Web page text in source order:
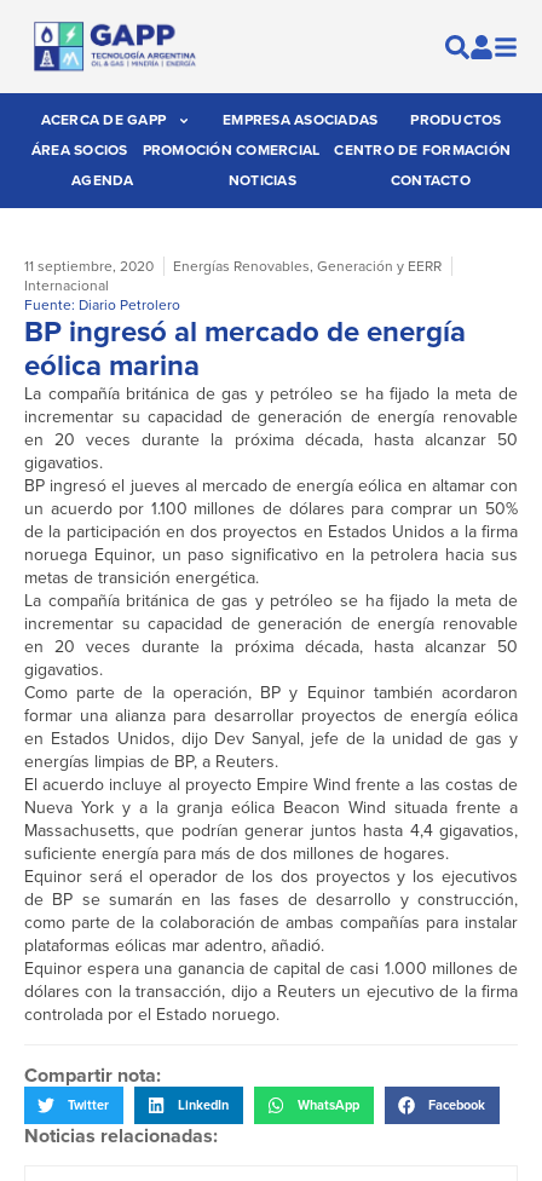
ACERCA DE GAPP EMPRESA ASOCIADAS
PRODUCTOS
ÁREA SOCIOS
PROMOCIÓN COMERCIAL
CENTRO DE FORMACIÓN
AGENDA
NOTICIAS CONTACTO
11 septiembre, 2020 Energías Renovables, Generación y EERR
Internacional
Fuente: Diario Petrolero
BP ingresó al mercado de energía
eólica marina
La compañía británica de gas y petróleo se ha fijado la meta de
incrementar su capacidad de generación de energía renovable
en 20 veces durante la próxima década, hasta alcanzar 50
gigavatios.
BP ingresó el jueves al mercado de energía eólica en altamar con
un acuerdo por 1.100 millones de dólares para comprar un 50%
de la participación en dos proyectos en Estados Unidos a la firma
noruega Equinor, un paso significativo en la petrolera hacia sus
metas de transición energética.
La compañía británica de gas y petróleo se ha fijado la meta de
incrementar su capacidad de generación de energía renovable
en 20 veces durante la próxima década, hasta alcanzar 50
gigavatios.
Como parte de la operación, BP y Equinor también acordaron
formar una alianza para desarrollar proyectos de energía eólica
en Estados Unidos, dijo Dev Sanyal, jefe de la unidad de gas y
energías limpias de BP, a Reuters.
El acuerdo incluye al proyecto Empire Wind frente a las costas de
Nueva York y a la granja eólica Beacon Wind situada frente a
Massachusetts, que podrían generar juntos hasta 4,4 gigavatios,
suficiente energía para más de dos millones de hogares.
Equinor será el operador de los dos proyectos y los ejecutivos
de BP se sumarán en las fases de desarrollo y construcción,
como parte de la colaboración de ambas compañías para instalar
plataformas eólicas mar adentro, añadió.
Equinor espera una ganancia de capital de casi 1.000 millones de
dólares con la transacción, dijo a Reuters un ejecutivo de la firma
controlada por el Estado noruego.
Compartir nota:
Twitter LinkedIn WhatsApp Facebook
Noticias relacionadas: